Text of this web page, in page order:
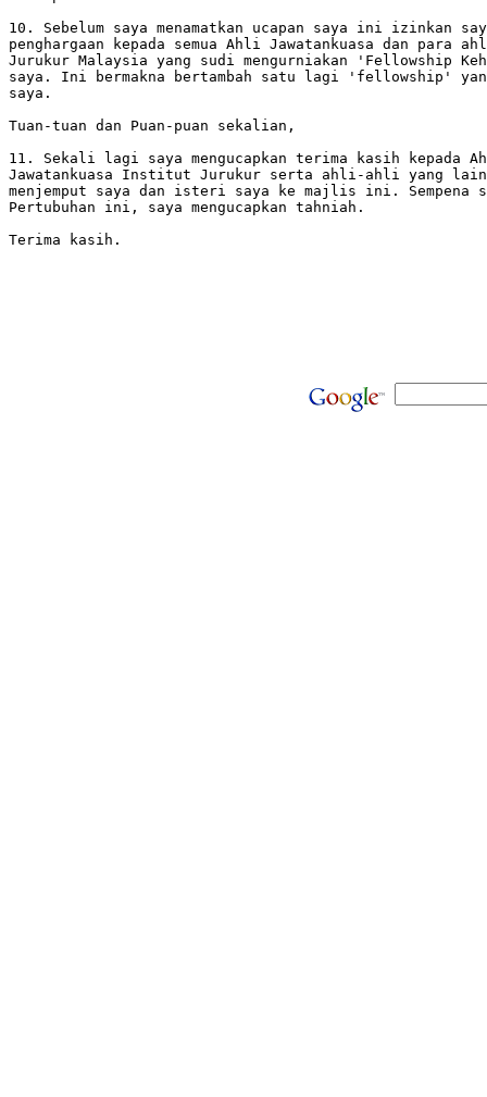
10. Sebelum saya menamatkan ucapan saya ini izinkan
penghargaan kepada semua Ahli Jawatankuasa dan para
Jurukur Malaysia yang sudi mengurniakan 'Fellowship
saya. Ini bermakna bertambah satu lagi 'fellowship'
saya.
Tuan-tuan dan Puan-puan sekalian,
11. Sekali lagi saya mengucapkan terima kasih kepada
Jawatankuasa Institut Jurukur serta ahli-ahli yang lain
menjemput saya dan isteri saya ke majlis ini. Sempena
Pertubuhan ini, saya mengucapkan tahniah.
Terima kasih.